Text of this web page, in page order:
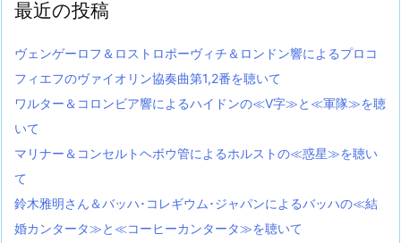
最近の投稿
ヴェンゲーロフ＆ロストロポーヴィチ＆ロンドン響によるプロコ
フィエフのヴァイオリン協奏曲第1,2番を聴いて
ワルター＆コロンビア響によるハイドンの≪V字≫と≪軍隊≫を聴
いて
マリナー＆コンセルトヘボウ管によるホルストの≪惑星≫を聴い
て
鈴木雅明さん＆バッハ･コレギウム･ジャパンによるバッハの≪結
婚カンタータ≫と≪コーヒーカンタータ≫を聴いて